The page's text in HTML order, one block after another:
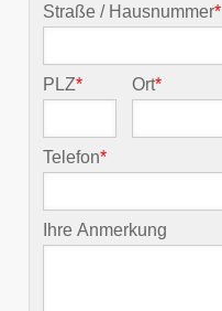
Straße / Hausnummer*
PLZ* Ort*
Telefon*
Ihre Anmerkung